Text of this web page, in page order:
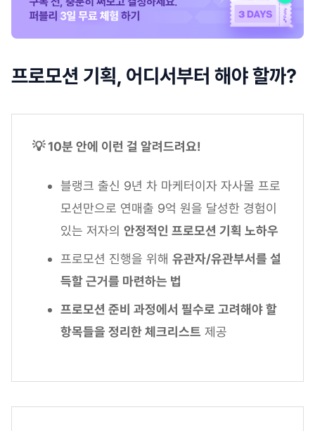
프로모션 기획, 어디서부터 해야 할까?
💡 10분 안에 이런 걸 알려드려요!
블랭크 출신 9년 차 마케터이자 자사몰 프로
모션만으로 연매출 9억 원을 달성한 경험이
있는 저자의 안정적인 프로모션 기획 노하우
프로모션 진행을 위해 유관자/유관부서를 설
득할 근거를 마련하는 법
프로모션 준비 과정에서 필수로 고려해야 할
항목들을 정리한 체크리스트 제공